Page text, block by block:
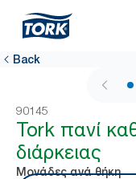
Back
90145
Tork πανί
διάρκειας
Μονάδες ανά θήκη